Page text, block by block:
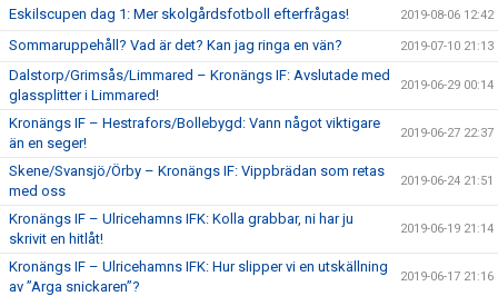
Eskilscupen dag 1: Mer skolgårdsfotboll efterfrågas! 2019-08-06 12:42
Sommaruppehåll? Vad är det? Kan jag ringa en vän? 2019-07-10 21:13
Dalstorp/Grimsås/Limmared – Kronängs IF: Avslutade med
glassplitter i Limmared!
2019-06-29 00:14
Kronängs IF – Hestrafors/Bollebygd: Vann något viktigare
än en seger!
2019-06-27 22:37
Skene/Svansjö/Örby – Kronängs IF: Vippbrädan som retas
med oss
2019-06-24 21:51
Kronängs IF – Ulricehamns IFK: Kolla grabbar, ni har ju
skrivit en hitlåt!
2019-06-19 21:14
Kronängs IF – Ulricehamns IFK: Hur slipper vi en utskällning
av ”Arga snickaren”?
2019-06-17 21:16